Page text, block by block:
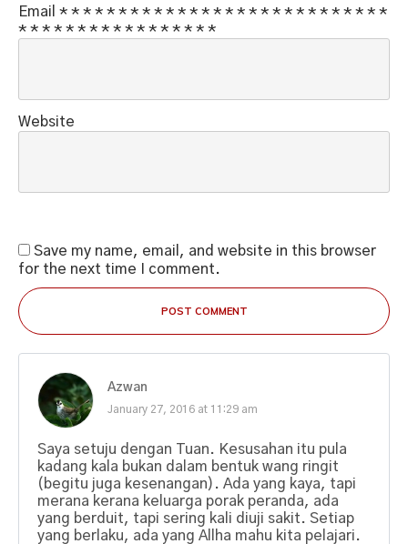
Email * * * * * * * * * * * * * * * * * * * * * * * * * * * *
* * * * * * * * * * * * * * * * *
Website
Save my name, email, and website in this browser
for the next time I comment.
POST COMMENT
Azwan
January 27, 2016 at 11:29 am
Saya setuju dengan Tuan. Kesusahan itu pula
kadang kala bukan dalam bentuk wang ringit
(begitu juga kesenangan). Ada yang kaya, tapi
merana kerana keluarga porak peranda, ada
yang berduit, tapi sering kali diuji sakit. Setiap
yang berlaku, ada yang Allha mahu kita pelajari.